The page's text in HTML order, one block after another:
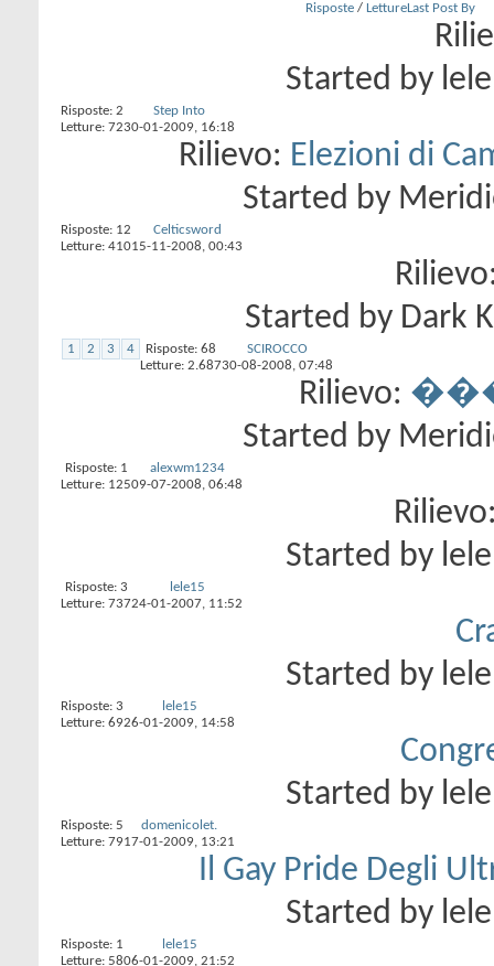
Risposte / LettureLast Post By
Started by
Risposte: 2
Letture: 72
Step Into
30-01-2009, 16:18
Rilievo: Elezioni di
Started by
Risposte: 12
Letture: 410
Celticsword
15-11-2008, 00:43
Started by Dark
1 2 3 4 Risposte: 68
Letture: 2.687
SCIROCCO
30-08-2008, 07:48
Rilievo:
Started by
Risposte: 1
Letture: 125
alexwm1234
09-07-2008, 06:48
Started by
Risposte: 3
Letture: 737
lele15
24-01-2007, 11:52
Started by
Risposte: 3
Letture: 69
lele15
26-01-2009, 14:58
Started by
Risposte: 5
Letture: 79
domenicolet.
17-01-2009, 13:21
Il Gay Pride Degli
Started by
Risposte: 1
Letture: 58
lele15
06-01-2009, 21:52